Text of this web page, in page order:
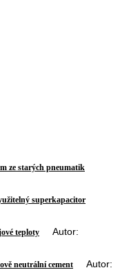
ze starých pneumatik
superkapacitor
teploty Autor:
neutrální cement Autor: